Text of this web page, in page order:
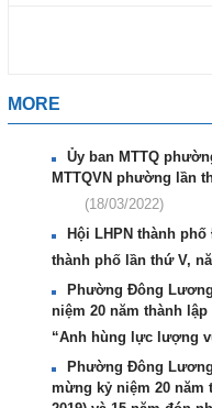
MORE
Ủy ban MTTQ
MTTQVN phường lần
(18/03/2022)
Hội LHPN thành
thành phố lần thứ V,
Phường Đông
niệm 20 năm thành
“Anh hùng lực lượng
Phường Đông
mừng kỷ niệm 20 năm